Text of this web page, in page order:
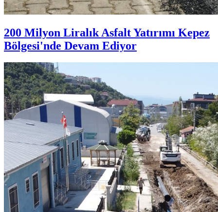
200 Milyon Liralık Asfalt Yatırımı Kepez
Bölgesi'nde Devam Ediyor